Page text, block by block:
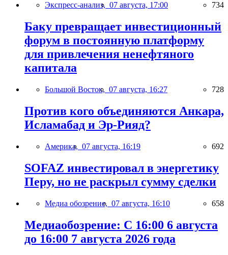
Экспресс-анализ, 07 августа, 17:00 734
Баку превращает инвестиционный
форум в постоянную платформу
для привлечения ненефтяного
капитала
Большой Восток, 07 августа, 16:27 728
Против кого объединяются Анкара,
Исламабад и Эр-Рияд?
Америка, 07 августа, 16:19 692
SOFAZ инвестировал в энергетику
Перу, но не раскрыл сумму сделки
Медиа обозрение, 07 августа, 16:10 658
Медиаобозрение: С 16:00 6 августа
до 16:00 7 августа 2026 года